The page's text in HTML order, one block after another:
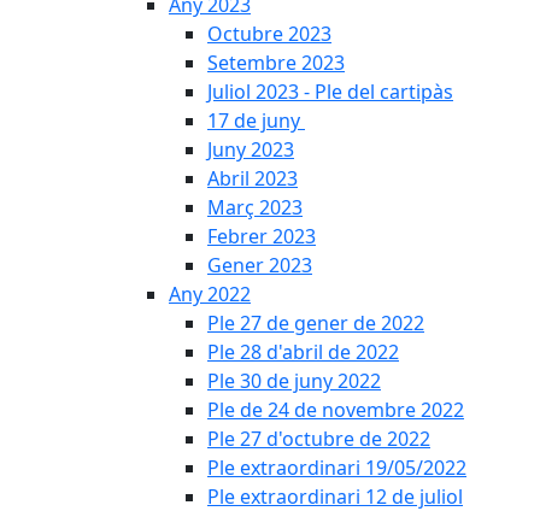
Octubre 2023
Setembre 2023
Juliol 2023 - Ple del cartipàs
17 de juny
Juny 2023
Abril 2023
Març 2023
Febrer 2023
Gener 2023
Any 2022
Ple 27 de gener de 2022
Ple 28 d'abril de 2022
Ple 30 de juny 2022
Ple de 24 de novembre 2022
Ple 27 d'octubre de 2022
Ple extraordinari 19/05/2022
Ple extraordinari 12 de juliol